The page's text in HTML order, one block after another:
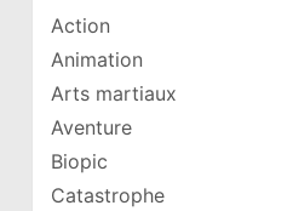
Action
Animation
Arts martiaux
Aventure
Biopic
Catastrophe